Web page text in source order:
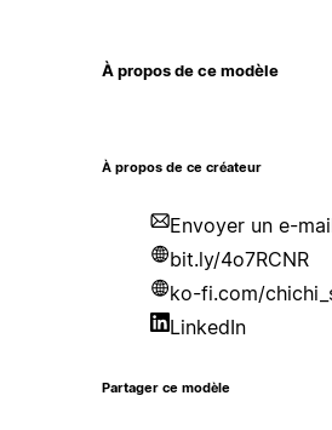
À propos de ce modèle
À propos de ce créateur
Envoyer un e-
bit.ly/4o7RCNR
ko-fi.com/
LinkedIn
Partager ce modèle